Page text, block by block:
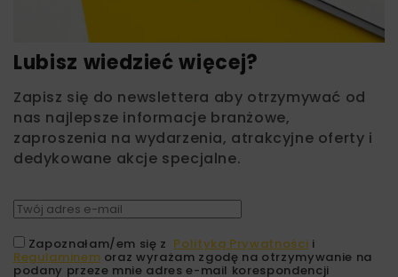
Lubisz wiedzieć więcej?
Zapisz się do newslettera aby otrzymywać od
nas najlepsze informacje branżowe,
zaproszenia na wydarzenia, atrakcyjne oferty i
dedykowane akcje specjalne.
Zapoznałam/em się z Polityką Prywatności i
Regulaminem oraz wyrażam zgodę na otrzymywanie na
podany przeze mnie adres e-mail korespondencji